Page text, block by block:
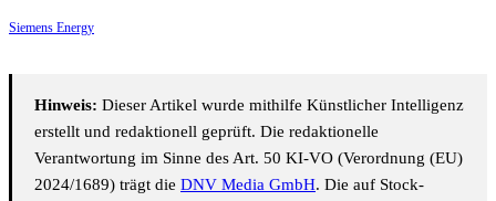
Siemens Energy
Hinweis: Dieser Artikel wurde mithilfe Künstlicher Intelligenz
erstellt und redaktionell geprüft. Die redaktionelle
Verantwortung im Sinne des Art. 50 KI-VO (Verordnung (EU)
2024/1689) trägt die DNV Media GmbH. Die auf Stock-